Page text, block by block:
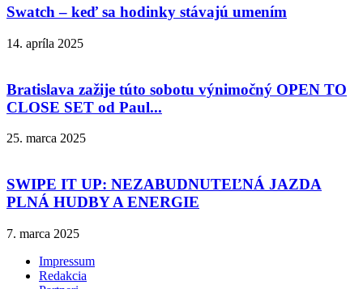
Swatch – keď sa hodinky stávajú umením
14. apríla 2025
Bratislava zažije túto sobotu výnimočný OPEN TO
CLOSE SET od Paul...
25. marca 2025
SWIPE IT UP: NEZABUDNUTEĽNÁ JAZDA
PLNÁ HUDBY A ENERGIE
7. marca 2025
Impressum
Redakcia